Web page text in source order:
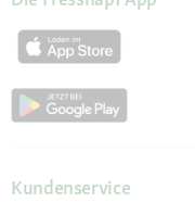
Kundenservice